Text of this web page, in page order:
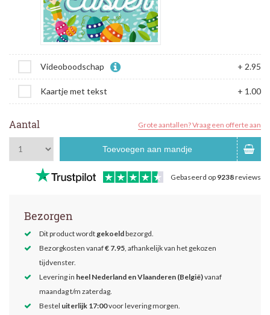
Videoboodschap + 2.95
Kaartje met tekst + 1.00
Aantal Grote aantallen? Vraag een offerte aan
Toevoegen aan mandje
Gebaseerd op 9238reviews
Bezorgen
Dit product wordtgekoeldbezorgd.
Bezorgkosten vanaf€ 7.95, afhankelijk van het gekozen
tijdvenster.
Levering in heel Nederland en Vlaanderen (België)vanaf
maandag t/m zaterdag.
Bestel uiterlijk 17:00voor levering morgen.